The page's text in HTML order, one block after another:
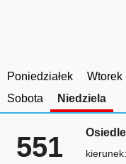
Poniedziałek Wtorek
Sobota
Niedziela
551
kierunek: